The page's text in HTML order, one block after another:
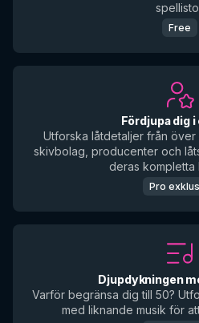
Free
Fördjupa dig
Utforska låtdetaljer från över
skivbolag, producenter och
deras kompletta
Pro
Djupdykningen
Varför begränsa dig till 50?
med liknande musik för